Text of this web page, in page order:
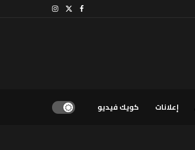
إعلانات كويك فيديو